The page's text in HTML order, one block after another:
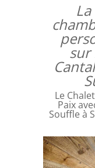
sur
Le
Paix
Souffle à